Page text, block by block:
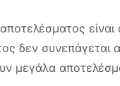
δεν συνεπάγεται
μεγάλα